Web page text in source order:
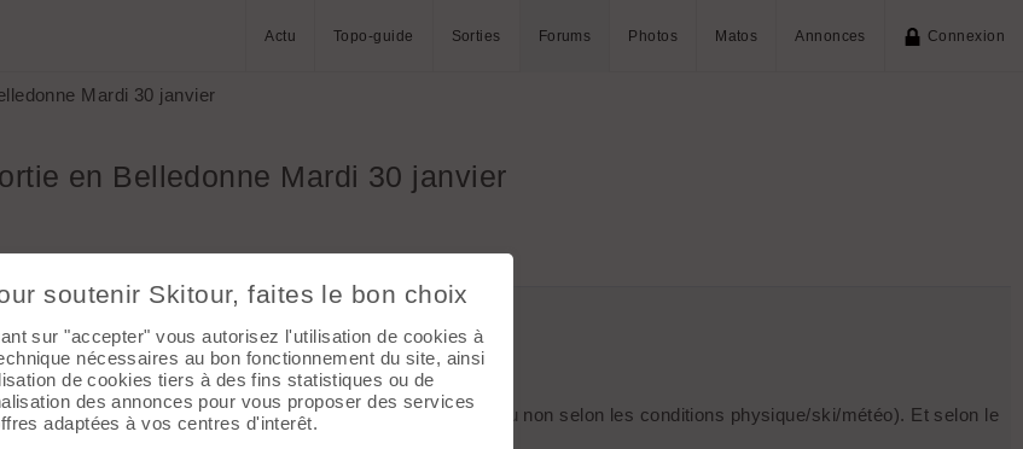
Actu Topo-guide Sorties Forums Photos Matos Annonces Connexion
Mardi 30 janvier
en Belledonne Mardi 30 janvier
donc montée à la cool (350m/h)
sortie mardi à la journée (enfin 3/4 de journée 8/16).
de prabert, en gros 1100/1200 D+ sortie extensible ou non selon les conditions physique/ski/météo). Et selon le
soutenir Skitour, faites le bon choix
sur "accepter" vous autorisez l'utilisation de cookies à
nécessaires au bon fonctionnement du site, ainsi
de cookies tiers à des fins statistiques ou de
des annonces pour vous proposer des services
adaptées à vos centres d'interêt.